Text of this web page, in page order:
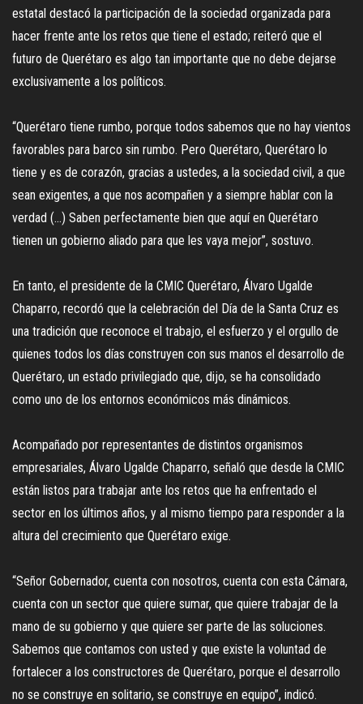
estatal destacó la participación de la sociedad organizada para
hacer frente ante los retos que tiene el estado; reiteró que el
futuro de Querétaro es algo tan importante que no debe dejarse
exclusivamente a los políticos.
“Querétaro tiene rumbo, porque todos sabemos que no hay vientos
favorables para barco sin rumbo. Pero Querétaro, Querétaro lo
tiene y es de corazón, gracias a ustedes, a la sociedad civil, a que
sean exigentes, a que nos acompañen y a siempre hablar con la
verdad (…) Saben perfectamente bien que aquí en Querétaro
tienen un gobierno aliado para que les vaya mejor”, sostuvo.
En tanto, el presidente de la CMIC Querétaro, Álvaro Ugalde
Chaparro, recordó que la celebración del Día de la Santa Cruz es
una tradición que reconoce el trabajo, el esfuerzo y el orgullo de
quienes todos los días construyen con sus manos el desarrollo de
Querétaro, un estado privilegiado que, dijo, se ha consolidado
como uno de los entornos económicos más dinámicos.
Acompañado por representantes de distintos organismos
empresariales, Álvaro Ugalde Chaparro, señaló que desde la CMIC
están listos para trabajar ante los retos que ha enfrentado el
sector en los últimos años, y al mismo tiempo para responder a la
altura del crecimiento que Querétaro exige.
“Señor Gobernador, cuenta con nosotros, cuenta con esta Cámara,
cuenta con un sector que quiere sumar, que quiere trabajar de la
mano de su gobierno y que quiere ser parte de las soluciones.
Sabemos que contamos con usted y que existe la voluntad de
fortalecer a los constructores de Querétaro, porque el desarrollo
no se construye en solitario, se construye en equipo”, indicó.